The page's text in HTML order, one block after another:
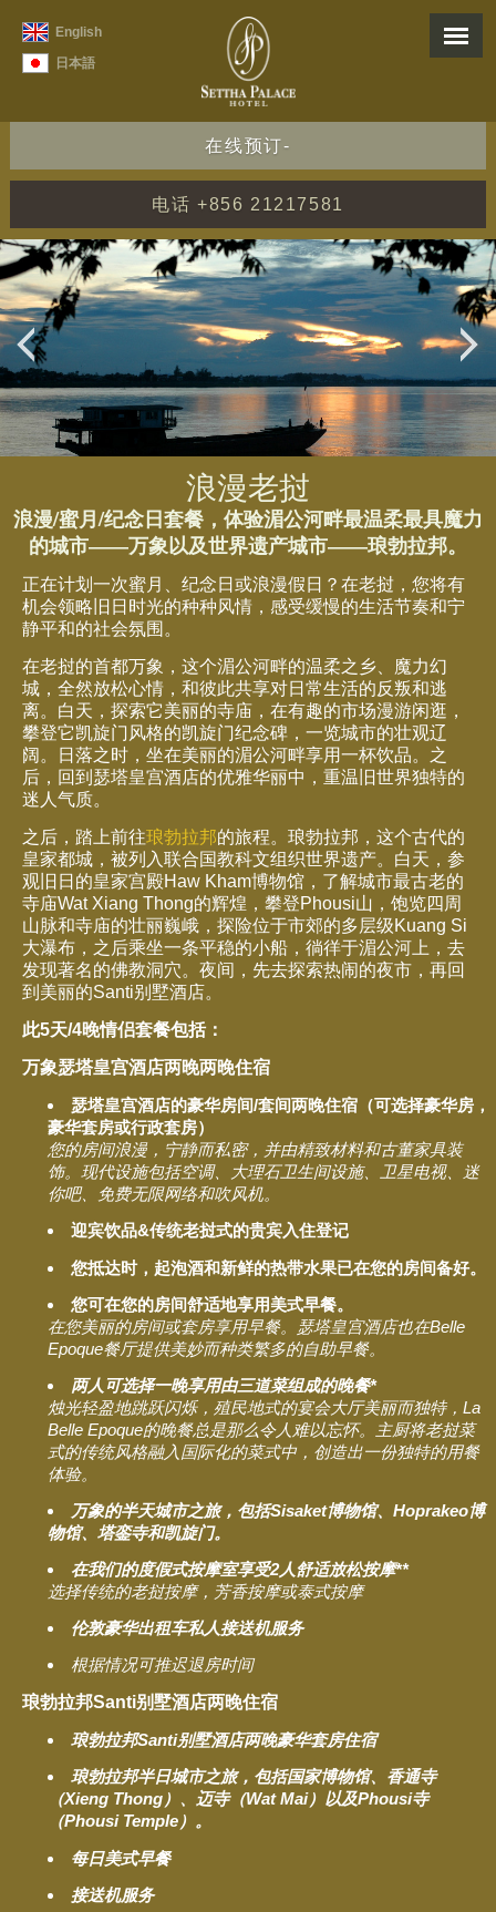
English
日本語
在线预订-
电话 +856 21217581
浪漫老挝
浪漫/蜜月/纪念日套餐，体验湄公河畔最温柔最具魔力
的城市——万象以及世界遗产城市——琅勃拉邦。
正在计划一次蜜月、纪念日或浪漫假日？在老挝，您将有
机会领略旧日时光的种种风情，感受缓慢的生活节奏和宁
静平和的社会氛围。
在老挝的首都万象，这个湄公河畔的温柔之乡、魔力幻
城，全然放松心情，和彼此共享对日常生活的反叛和逃
离。白天，探索它美丽的寺庙，在有趣的市场漫游闲逛，
攀登它凯旋门风格的凯旋门纪念碑，一览城市的壮观辽
阔。日落之时，坐在美丽的湄公河畔享用一杯饮品。之
后，回到瑟塔皇宫酒店的优雅华丽中，重温旧世界独特的
迷人气质。
之后，踏上前往琅勃拉邦的旅程。琅勃拉邦，这个古代的
皇家都城，被列入联合国教科文组织世界遗产。白天，参
观旧日的皇家宫殿Haw Kham博物馆，了解城市最古老的
寺庙Wat Xiang Thong的辉煌，攀登Phousi山，饱览四周
山脉和寺庙的壮丽巍峨，探险位于市郊的多层级Kuang Si
大瀑布，之后乘坐一条平稳的小船，徜徉于湄公河上，去
发现著名的佛教洞穴。夜间，先去探索热闹的夜市，再回
到美丽的Santi别墅酒店。
此5天/4晚情侣套餐包括：
万象瑟塔皇宫酒店两晚两晚住宿
瑟塔皇宫酒店的豪华房间/套间两晚住宿（可选择豪华房，
豪华套房或行政套房）
您的房间浪漫，宁静而私密，并由精致材料和古董家具装
饰。现代设施包括空调、大理石卫生间设施、卫星电视、迷
你吧、免费无限网络和吹风机。
迎宾饮品&传统老挝式的贵宾入住登记
您抵达时，起泡酒和新鲜的热带水果已在您的房间备好。
您可在您的房间舒适地享用美式早餐。
在您美丽的房间或套房享用早餐。瑟塔皇宫酒店也在Belle
Epoque餐厅提供美妙而种类繁多的自助早餐。
两人可选择一晚享用由三道菜组成的晚餐*
烛光轻盈地跳跃闪烁，殖民地式的宴会大厅美丽而独特，La
Belle Epoque的晚餐总是那么令人难以忘怀。主厨将老挝菜
式的传统风格融入国际化的菜式中，创造出一份独特的用餐
体验。
万象的半天城市之旅，包括Sisaket博物馆、Hoprakeo博
物馆、塔銮寺和凯旋门。
在我们的度假式按摩室享受2人舒适放松按摩**
选择传统的老挝按摩，芳香按摩或泰式按摩
伦敦豪华出租车私人接送机服务
根据情况可推迟退房时间
琅勃拉邦Santi别墅酒店两晚住宿
琅勃拉邦Santi别墅酒店两晚豪华套房住宿
琅勃拉邦半日城市之旅，包括国家博物馆、香通寺
（Xieng Thong）、迈寺（Wat Mai）以及Phousi寺
（Phousi Temple）。
每日美式早餐
接送机服务